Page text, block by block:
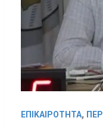
ΕΠΙΚΑΙΡΟΤΗΤΑ,